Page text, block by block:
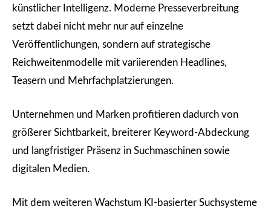
künstlicher Intelligenz. Moderne Presseverbreitung
setzt dabei nicht mehr nur auf einzelne
Veröffentlichungen, sondern auf strategische
Reichweitenmodelle mit variierenden Headlines,
Teasern und Mehrfachplatzierungen.
Unternehmen und Marken profitieren dadurch von
größerer Sichtbarkeit, breiterer Keyword-Abdeckung
und langfristiger Präsenz in Suchmaschinen sowie
digitalen Medien.
Mit dem weiteren Wachstum KI-basierter Suchsysteme